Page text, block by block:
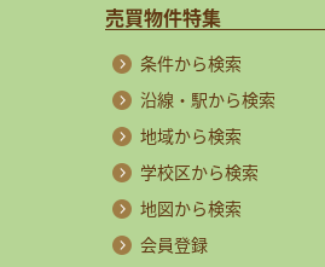
売買物件特集
条件から検索
沿線・駅から検索
地域から検索
学校区から検索
地図から検索
会員登録